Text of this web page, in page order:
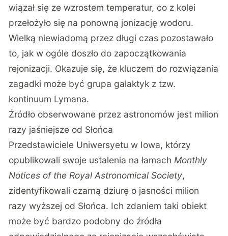
wiązał się ze wzrostem temperatur, co z kolei
przełożyło się na ponowną jonizację wodoru.
Wielką niewiadomą przez długi czas pozostawało
to, jak w ogóle doszło do zapoczątkowania
rejonizacji. Okazuje się, że kluczem do rozwiązania
zagadki może być grupa galaktyk z tzw.
kontinuum Lymana.
Źródło obserwowane przez astronomów jest milion
razy jaśniejsze od Słońca
Przedstawiciele Uniwersyetu w Iowa, którzy
opublikowali swoje ustalenia na łamach Monthly
Notices of the Royal Astronomical Society,
zidentyfikowali czarną dziurę o jasności milion
razy wyższej od Słońca. Ich zdaniem taki obiekt
może być bardzo podobny do źródła